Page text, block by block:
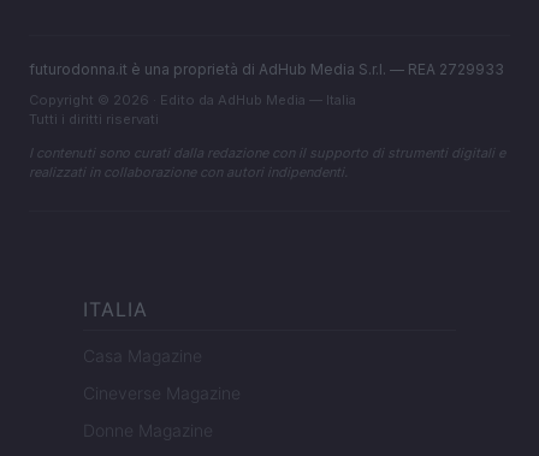
futurodonna.it è una proprietà di AdHub Media S.r.l. — REA 2729933
Copyright © 2026 · Edito da AdHub Media — Italia
Tutti i diritti riservati
I contenuti sono curati dalla redazione con il supporto di strumenti digitali e
realizzati in collaborazione con autori indipendenti.
ITALIA
Casa Magazine
Cineverse Magazine
Donne Magazine